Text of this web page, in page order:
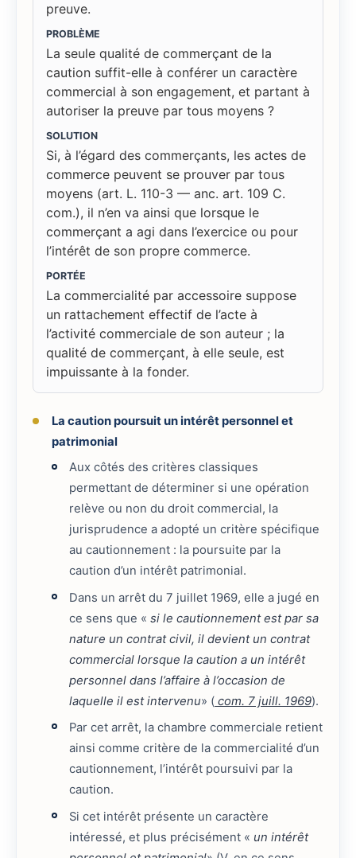
preuve.
PROBLÈME
La seule qualité de commerçant de la
caution suffit-elle à conférer un caractère
commercial à son engagement, et partant à
autoriser la preuve par tous moyens ?
SOLUTION
Si, à l’égard des commerçants, les actes de
commerce peuvent se prouver par tous
moyens (art. L. 110-3 — anc. art. 109 C.
com.), il n’en va ainsi que lorsque le
commerçant a agi dans l’exercice ou pour
l’intérêt de son propre commerce.
PORTÉE
La commercialité par accessoire suppose
un rattachement effectif de l’acte à
l’activité commerciale de son auteur ; la
qualité de commerçant, à elle seule, est
impuissante à la fonder.
La caution poursuit un intérêt personnel et
patrimonial
Aux côtés des critères classiques
permettant de déterminer si une opération
relève ou non du droit commercial, la
jurisprudence a adopté un critère spécifique
au cautionnement : la poursuite par la
caution d’un intérêt patrimonial.
Dans un arrêt du 7 juillet 1969, elle a jugé en
ce sens que «si le cautionnement est par sa
nature un contrat civil, il devient un contrat
commercial lorsque la caution a un intérêt
personnel dans l’affaire à l’occasion de
laquelle il est intervenu» ( com. 7 juill. 1969).
Par cet arrêt, la chambre commerciale retient
ainsi comme critère de la commercialité d’un
cautionnement, l’intérêt poursuivi par la
caution.
Si cet intérêt présente un caractère
intéressé, et plus précisément « un intérêt